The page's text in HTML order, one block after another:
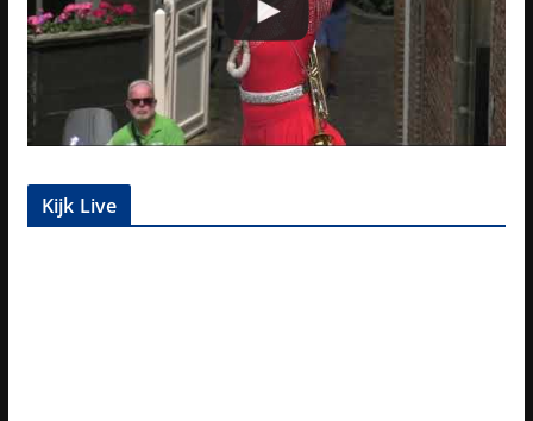
Kijk Live